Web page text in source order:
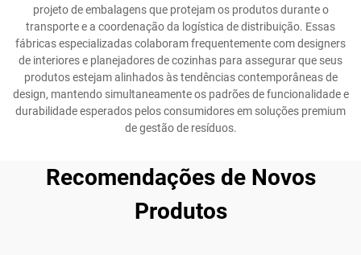
projeto de embalagens que protejam os produtos durante o
transporte e a coordenação da logística de distribuição. Essas
fábricas especializadas colaboram frequentemente com designers
de interiores e planejadores de cozinhas para assegurar que seus
produtos estejam alinhados às tendências contemporâneas de
design, mantendo simultaneamente os padrões de funcionalidade e
durabilidade esperados pelos consumidores em soluções premium
de gestão de resíduos.
Recomendações de Novos
Produtos